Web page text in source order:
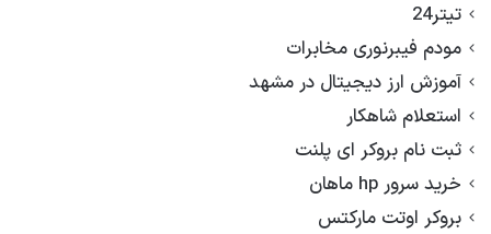
تیتر24
مودم فیبرنوری مخابرات
آموزش ارز دیجیتال در مشهد
استعلام شاهکار
ثبت نام بروکر ای پلنت
خرید سرور hp ماهان
بروکر اوتت مارکتس